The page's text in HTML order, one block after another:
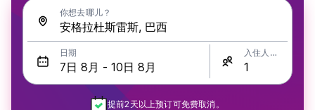
你想去哪儿？
日期 入住人数
提前2天以上预订可免费取消。